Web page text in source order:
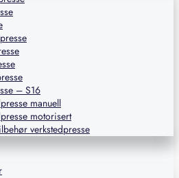
– S16
manuell
motorisert
verkstedpresse